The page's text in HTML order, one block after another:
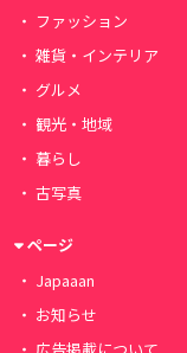
ファッション
雑貨・インテリア
グルメ
観光・地域
暮らし
古写真
ページ
Japaaan
お知らせ